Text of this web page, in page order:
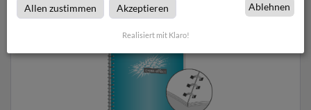
Allen zustimmen Akzeptieren Ablehnen
Realisiert mit Klaro!